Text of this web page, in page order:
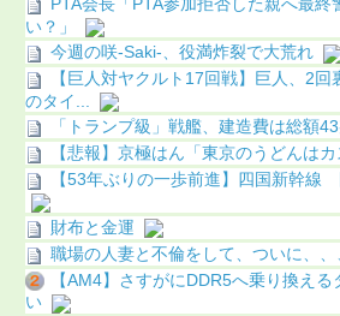
い？」
今週の咲-Saki-、役満炸裂で大荒れ
【巨人対ヤクルト17回戦】巨人、2
のタイ...
「トランプ級」戦艦、建造費は総額
【悲報】京極はん「東京のうどんはカ
【53年ぶりの一歩前進】四国新幹線
財布と金運
職場の人妻と不倫をして、ついに、、
【AM4】さすがにDDR5へ乗り換え
い